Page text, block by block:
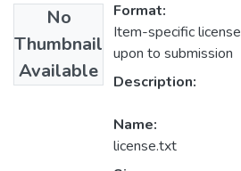
No
Thumbnail
Available
Format:
Item-specific
upon to submission
Description:
Name:
license.txt